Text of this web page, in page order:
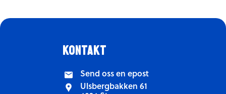
kontakt
Send oss en epost
Ulsbergbakken 61